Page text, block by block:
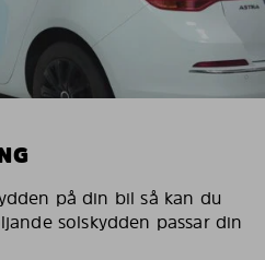
på din bil så kan du
solskydden passar din